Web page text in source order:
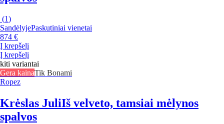
(1)
SandėlyjePaskutiniai vienetai
874 €
Į krepšelį
Į krepšelį
kiti variantai
Gera kainaTik Bonami
Ropez
Krėslas JuliIš velveto, tamsiai mėlynos
spalvos